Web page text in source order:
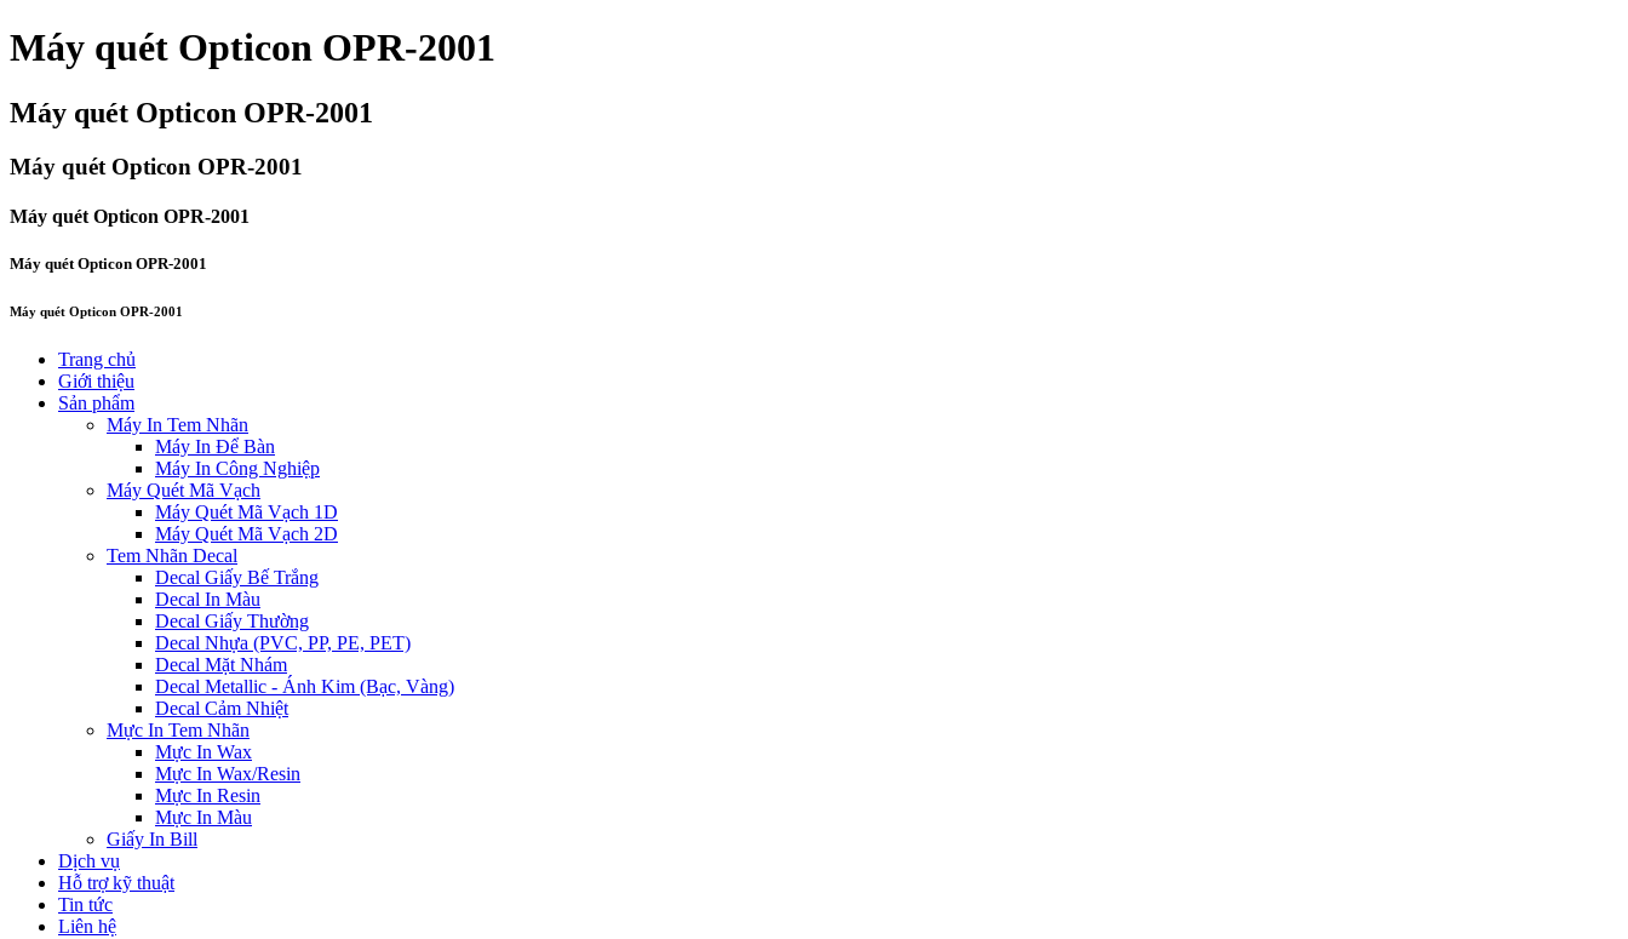
Máy quét Opticon OPR-2001
Máy quét Opticon OPR-2001
Máy quét Opticon OPR-2001
Máy quét Opticon OPR-2001
Máy quét Opticon OPR-2001
Máy quét Opticon OPR-2001
Trang chủ
Giới thiệu
Sản phẩm
Máy In Tem Nhãn
Máy In Để Bàn
Máy In Công Nghiệp
Máy Quét Mã Vạch
Máy Quét Mã Vạch 1D
Máy Quét Mã Vạch 2D
Tem Nhãn Decal
Decal Giấy Bế Trắng
Decal In Màu
Decal Giấy Thường
Decal Nhựa (PVC, PP, PE, PET)
Decal Mặt Nhám
Decal Metallic - Ánh Kim (Bạc, Vàng)
Decal Cảm Nhiệt
Mực In Tem Nhãn
Mực In Wax
Mực In Wax/Resin
Mực In Resin
Mực In Màu
Giấy In Bill
Dịch vụ
Hỗ trợ kỹ thuật
Tin tức
Liên hệ